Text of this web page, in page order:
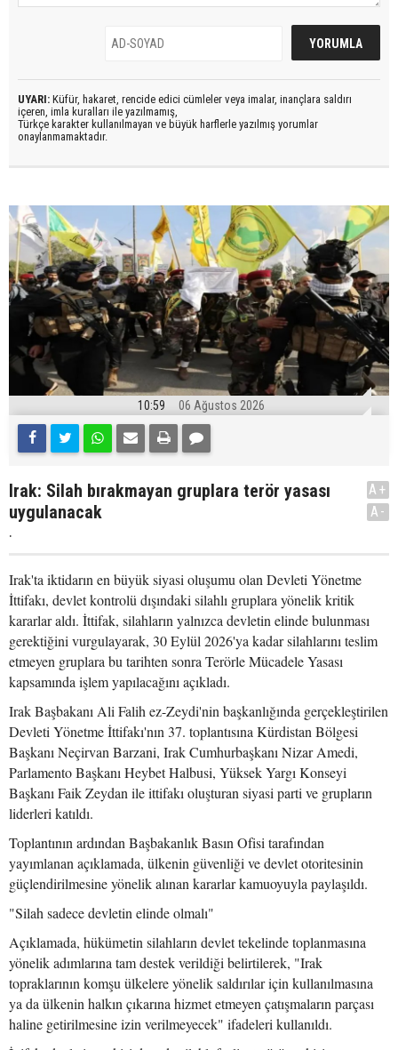
UYARI: Küfür, hakaret, rencide edici cümleler veya imalar, inançlara saldırı
içeren, imla kuralları ile yazılmamış,
Türkçe karakter kullanılmayan ve büyük harflerle yazılmış yorumlar
onaylanmamaktadır.
10:59 06 Ağustos 2026
Irak: Silah bırakmayan gruplara terör yasası
uygulanacak
.
A+
A-
Irak'ta iktidarın en büyük siyasi oluşumu olan Devleti Yönetme
İttifakı, devlet kontrolü dışındaki silahlı gruplara yönelik kritik
kararlar aldı. İttifak, silahların yalnızca devletin elinde bulunması
gerektiğini vurgulayarak, 30 Eylül 2026'ya kadar silahlarını teslim
etmeyen gruplara bu tarihten sonra Terörle Mücadele Yasası
kapsamında işlem yapılacağını açıkladı.
Irak Başbakanı Ali Falih ez-Zeydi'nin başkanlığında gerçekleştirilen
Devleti Yönetme İttifakı'nın 37. toplantısına Kürdistan Bölgesi
Başkanı Neçirvan Barzani, Irak Cumhurbaşkanı Nizar Amedi,
Parlamento Başkanı Heybet Halbusi, Yüksek Yargı Konseyi
Başkanı Faik Zeydan ile ittifakı oluşturan siyasi parti ve grupların
liderleri katıldı.
Toplantının ardından Başbakanlık Basın Ofisi tarafından
yayımlanan açıklamada, ülkenin güvenliği ve devlet otoritesinin
güçlendirilmesine yönelik alınan kararlar kamuoyuyla paylaşıldı.
"Silah sadece devletin elinde olmalı"
Açıklamada, hükümetin silahların devlet tekelinde toplanmasına
yönelik adımlarına tam destek verildiği belirtilerek, "Irak
topraklarının komşu ülkelere yönelik saldırılar için kullanılmasına
ya da ülkenin halkın çıkarına hizmet etmeyen çatışmaların parçası
haline getirilmesine izin verilmeyecek" ifadeleri kullanıldı.